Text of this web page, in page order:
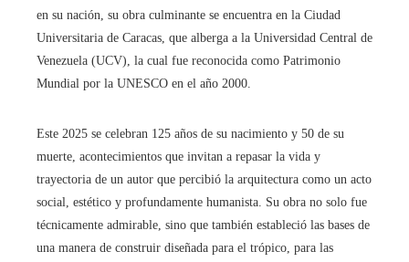
en su nación, su obra culminante se encuentra en la Ciudad
Universitaria de Caracas, que alberga a la Universidad Central de
Venezuela (UCV), la cual fue reconocida como Patrimonio
Mundial por la UNESCO en el año 2000.
Este 2025 se celebran 125 años de su nacimiento y 50 de su
muerte, acontecimientos que invitan a repasar la vida y
trayectoria de un autor que percibió la arquitectura como un acto
social, estético y profundamente humanista. Su obra no solo fue
técnicamente admirable, sino que también estableció las bases de
una manera de construir diseñada para el trópico, para las